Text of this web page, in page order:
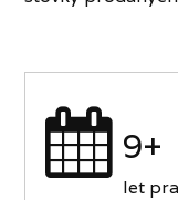
9+
let